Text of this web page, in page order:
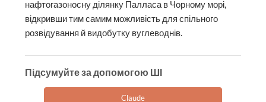
нафтогазоносну ділянку Палласа в Чорному морі,
відкривши тим самим можливість для спільного
розвідування й видобутку вуглеводнів.
Підсумуйте за допомогою ШІ
Claude